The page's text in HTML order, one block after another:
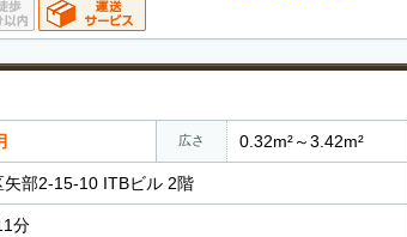
広さ 0.32m²～3.42m²
部2-15-10 ITBビル 2階
分